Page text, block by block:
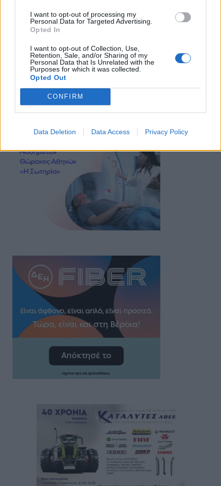
I want to opt-out of processing my
Personal Data for Targeted Advertising.
Opted In
I want to opt-out of Collection, Use,
Retention, Sale, and/or Sharing of my
Personal Data that Is Unrelated with the
Purposes for which it was collected.
Opted Out
CONFIRM
Data Deletion Data Access Privacy Policy